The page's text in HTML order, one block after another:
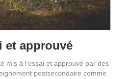
et approuvé
mis à l’essai et approuvé par des
postsecondaire comme